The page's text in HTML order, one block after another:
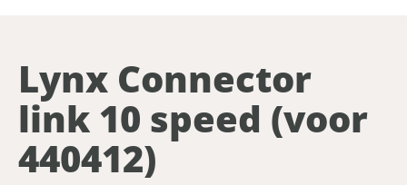
Nederlands
Lynx Connector
link 10 speed (voor
440412)